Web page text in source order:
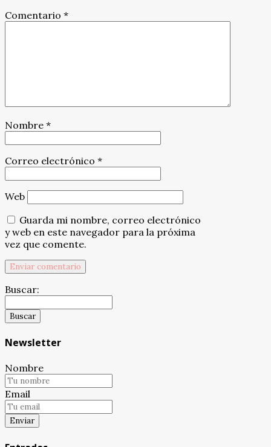
Comentario *
Nombre *
Correo electrónico *
Web
Guarda mi nombre, correo electrónico
y web en este navegador para la próxima
vez que comente.
Buscar:
Newsletter
Nombre
Email